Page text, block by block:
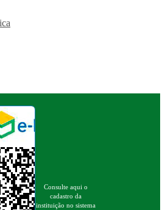
Consulte aqui o
cadastro da
instituição no sistema